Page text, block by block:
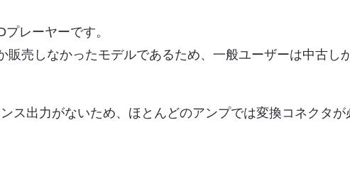
レーヤーです。
売しなかったモデルであるため、一般ユーザーは中古し
ス出力がないため、ほとんどのアンプでは変換コネクタ